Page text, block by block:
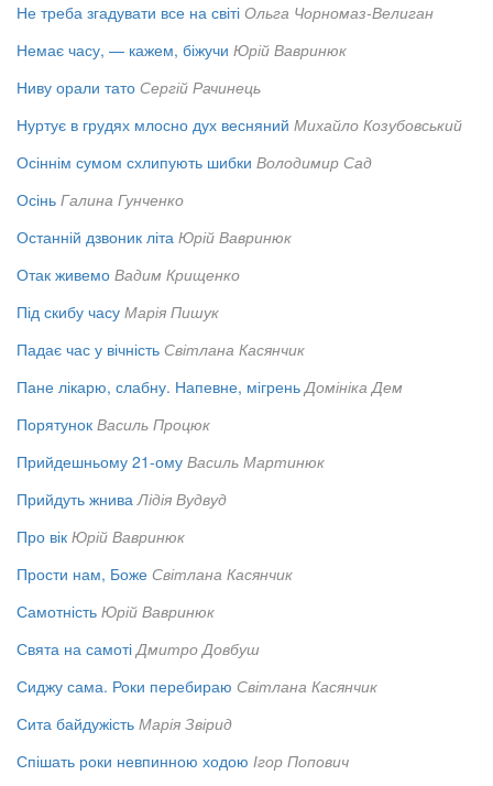
Не треба згадувати все на світі Ольга Чорномаз-Велиган
Немає часу, — кажем, біжучи Юрій Вавринюк
Ниву орали тато Сергій Рачинець
Нуртує в грудях млосно дух весняний Михайло Козубовський
Осіннім сумом схлипують шибки Володимир Сад
Осінь Галина Гунченко
Останній дзвоник літа Юрій Вавринюк
Отак живемо Вадим Крищенко
Під скибу часу Марія Пишук
Падає час у вічність Світлана Касянчик
Пане лікарю, слабну. Напевне, мігрень Домініка Дем
Порятунок Василь Процюк
Прийдешньому 21-ому Василь Мартинюк
Прийдуть жнива Лідія Вудвуд
Про вік Юрій Вавринюк
Прости нам, Боже Світлана Касянчик
Самотність Юрій Вавринюк
Свята на самоті Дмитро Довбуш
Сиджу сама. Роки перебираю Світлана Касянчик
Сита байдужість Марія Звірид
Спішать роки невпинною ходою Ігор Попович